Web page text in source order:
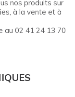
nos produits sur
à la vente et à
au 02 41 24 13 70